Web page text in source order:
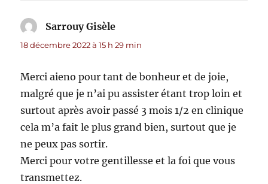
Sarrouy Gisèle
18 décembre 2022 à 15 h 29 min
Merci aieno pour tant de bonheur et de joie,
malgré que je n’ai pu assister étant trop loin et
surtout après avoir passé 3 mois 1/2 en clinique
cela m’a fait le plus grand bien, surtout que je
ne peux pas sortir.
Merci pour votre gentillesse et la foi que vous
transmettez.